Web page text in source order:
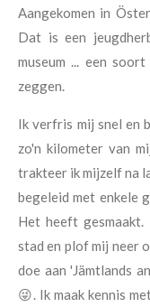
Aangekomen in
Dat is een
museum ... een
zeggen.
Ik verfris mij snel en
zo'n kilometer van
trakteer ik mijzelf na
begeleid met enkele
Het heeft
stad en plof mij neer
doe aan 'Jämtlands
😜. Ik maak kennis